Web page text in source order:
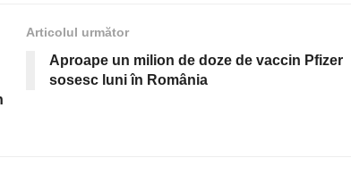
Articolul următor
Aproape un milion de doze de vaccin Pfizer
sosesc luni în România